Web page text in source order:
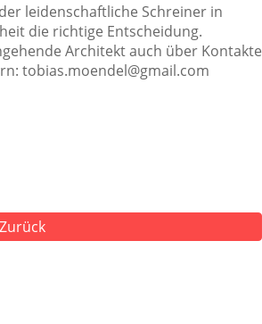
leidenschaftliche Schreiner in
die richtige Entscheidung.
Architekt auch über Kontakte
tobias.moendel@gmail.com
Zurück